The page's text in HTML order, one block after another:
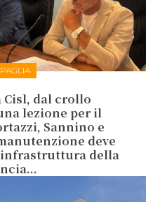
Cisl, dal crollo
lezione per il
Sannino e
deve
della